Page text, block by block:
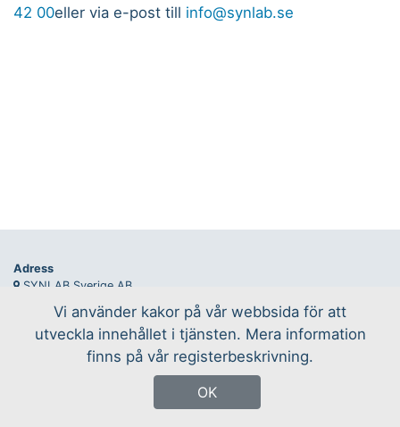
42 00eller via e-post till info@synlab.se
Adress
SYNLAB Sverige AB
Nytorpsvägen 28-32, TÄBY
E-post:info@synlab.se
Telefon: 010-251 42 00
© 2026 SYNLAB Sverige AB
Vi använder kakor på vår webbsida för att
utveckla innehållet i tjänsten. Mera information
finns på vår registerbeskrivning.
OK